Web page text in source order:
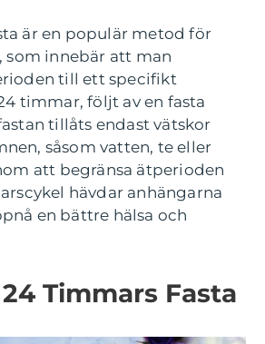
är en populär metod för
som innebär att man
till ett specifikt
timmar, följt av en fasta
tillåts endast vätskor
såsom vatten, te eller
att begränsa ätperioden
hävdar anhängarna
en bättre hälsa och
Timmars Fasta